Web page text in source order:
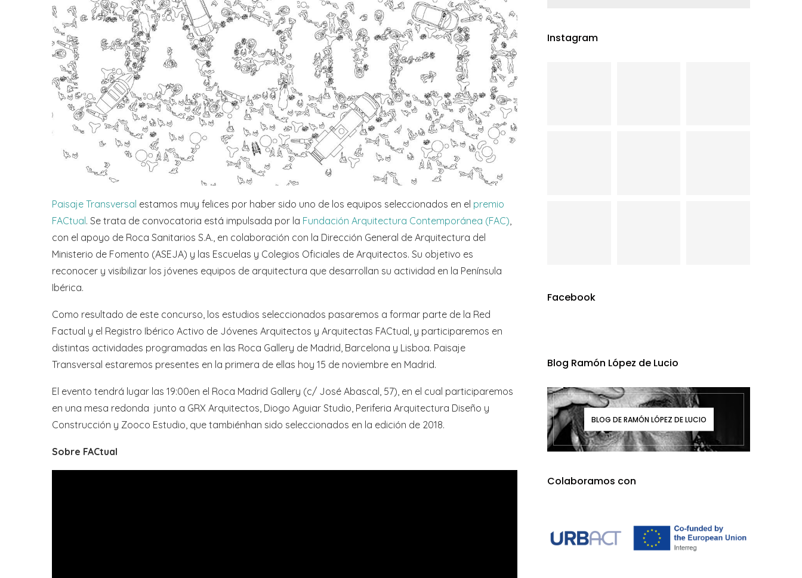
Paisaje Transversal estamos muy felices por haber sido uno de los equipos seleccionados en el premio
FACtual. Se trata de convocatoria está impulsada por la Fundación Arquitectura Contemporánea (FAC)
con el apoyo de Roca Sanitarios S.A., en colaboración con la Dirección General de Arquitectura del
Ministerio de Fomento (ASEJA) y las Escuelas y Colegios Oficiales de Arquitectos. Su objetivo es
reconocer y visibilizar los jóvenes equipos de arquitectura que desarrollan su actividad en la Península
Ibérica.
Como resultado de este concurso, los estudios seleccionados pasaremos a formar parte de la Red
Factual y el Registro Ibérico Activo de Jóvenes Arquitectos y Arquitectas FACtual, y participaremos en
distintas actividades programadas en las Roca Gallery de Madrid, Barcelona y Lisboa. Paisaje
Transversal estaremos presentes en la primera de ellas hoy 15 de noviembre en Madrid.
El evento tendrá lugar las 19:00en el Roca Madrid Gallery (c/ José Abascal, 57), en el cual participaremos
en una mesa redonda junto a GRX Arquitectos, Diogo Aguiar Studio, Periferia Arquitectura Diseño y
Construcción y Zooco Estudio, que tambiénhan sido seleccionados en la edición de 2018.
Sobre FACtual
Instagram
Facebook
Blog Ramón López de Lucio
BLOG DE RAMÓN LÓPEZ DE LUCIO
Colaboramos con